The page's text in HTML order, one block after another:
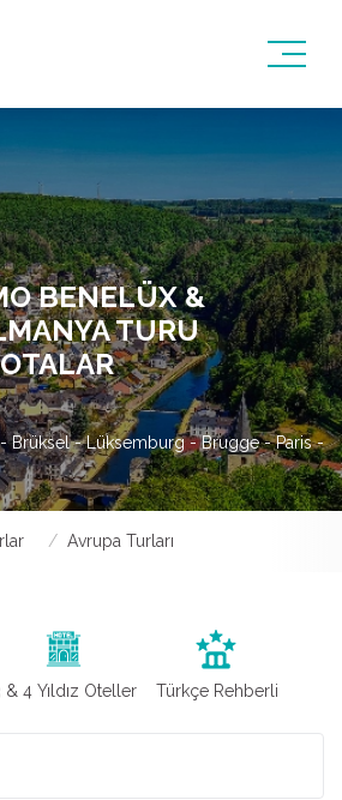
BENELÜX &
TURU
Brüksel - Lüksemburg - Brugge - Paris -
Avrupa Turları
& 4 Yıldız Oteller Türkçe Rehberli